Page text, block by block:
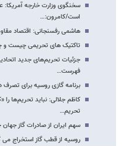
سخنگوی وزارت خارجه
است/کامرون:…
هاشمی رفسنجانی: اقتصاد
تاکتیک های تحریمی چیست و
جزئیات تحریم‌های جدید
فهرست…
برنامه گازی روسیه برای تصرف
کاظم جلالی: نباید تحریم‌ها را
تحریم…
سهم ایران از صادرات گاز
روسیه از قطب گاز استخراج می